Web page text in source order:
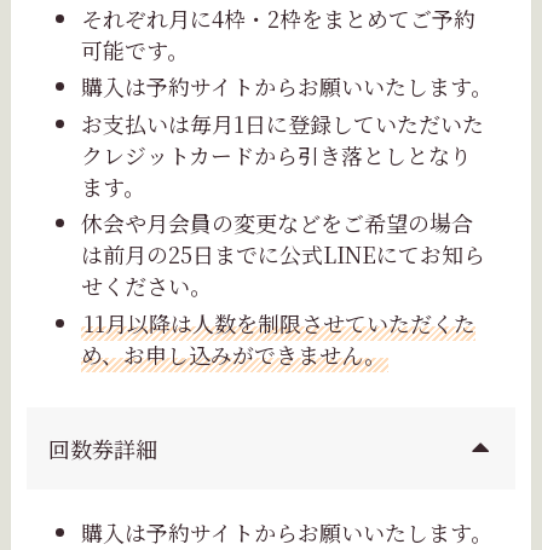
それぞれ月に4枠・2枠をまとめてご予約
可能です。
購入は予約サイトからお願いいたします。
お支払いは毎月1日に登録していただいた
クレジットカードから引き落としとなり
ます。
休会や月会員の変更などをご希望の場合
は前月の25日までに公式LINEにてお知ら
せください。
11月以降は人数を制限させていただくた
め、お申し込みができません。
回数券詳細
購入は予約サイトからお願いいたします。